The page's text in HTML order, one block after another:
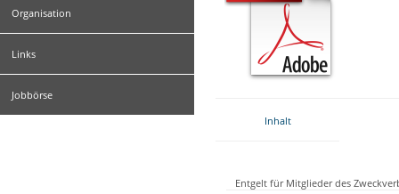
Organisation
Links
Jobbörse
Inhalt
Entgelt für Mitglieder des